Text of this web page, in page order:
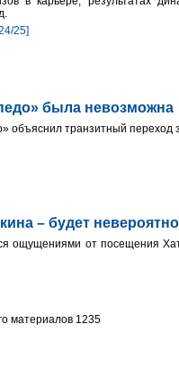
25]
была невозможна
объяснил транзитный переход
– будет невероятно
ощущениями от посещения
материалов 1235